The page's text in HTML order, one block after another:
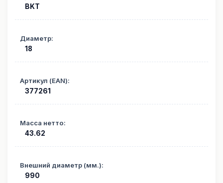
BKT
Диаметр:
18
Артикул (EAN):
377261
Масса нетто:
43.62
Внешний диаметр (мм.):
990